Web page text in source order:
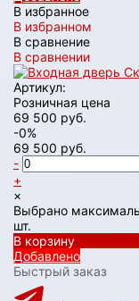
В избранное
В избранном
В сравнение
В сравнении
Артикул:
Розничная цена
69 500 руб.
-0%
69 500 руб.
-
+
×
Выбрано
шт.
В корзину
Добавлено
Быстрый заказ